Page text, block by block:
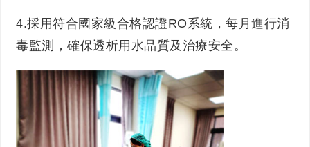
4.採用符合國家級合格認證RO系統，每月進行消
毒監測，確保透析用水品質及治療安全。